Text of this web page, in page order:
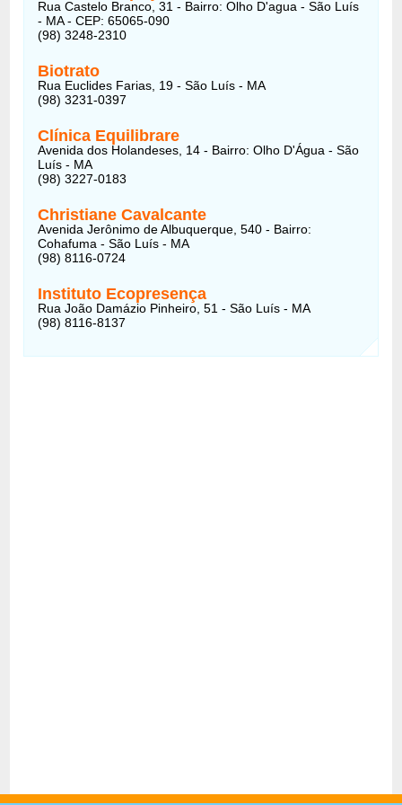
Rua Castelo Branco, 31 - Bairro: Olho D'agua - São Luís
- MA - CEP: 65065-090
(98) 3248-2310
Biotrato
Rua Euclides Farias, 19 - São Luís - MA
(98) 3231-0397
Clínica Equilibrare
Avenida dos Holandeses, 14 - Bairro: Olho D'Água - São
Luís - MA
(98) 3227-0183
Christiane Cavalcante
Avenida Jerônimo de Albuquerque, 540 - Bairro:
Cohafuma - São Luís - MA
(98) 8116-0724
Instituto Ecopresença
Rua João Damázio Pinheiro, 51 - São Luís - MA
(98) 8116-8137